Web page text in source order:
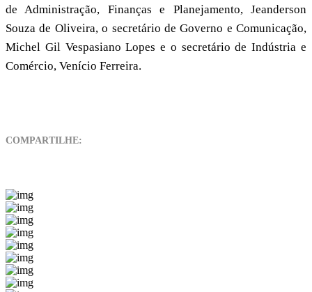
de Administração, Finanças e Planejamento, Jeanderson
Souza de Oliveira, o secretário de Governo e Comunicação,
Michel Gil Vespasiano Lopes e o secretário de Indústria e
Comércio, Venício Ferreira.
COMPARTILHE: